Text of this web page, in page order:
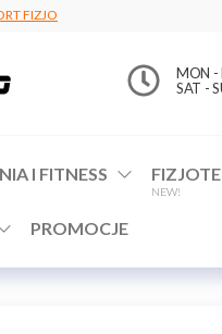
FIZJO
www.sport-
fizjo.com
MON -
SAT -
I FITNESS
NEW!
PROMOCJE